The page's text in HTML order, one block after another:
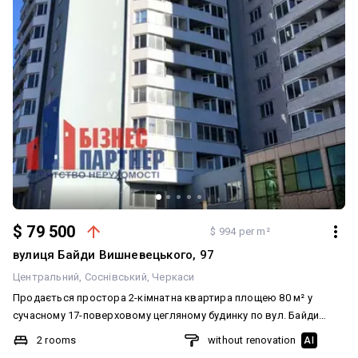
програмах за 82 500$ Ця квартира є чудовою можливістю для
тих, хто бажає створити свій ідеальний простір у центрі Черкас з
усіма перевагами розвиненої інфраструктури.
$ 79 500 $ 994 per m²
вулиця Байди Вишневецького, 97
Центральний Соснівський Черкаси
Продається простора 2-кімнатна квартира площею 80 м² у
сучасному 17-поверховому цегляному будинку по вул. Байди
Вишневецького, 97. Основні характеристики: • Загальна площа –
80 м². • Велика кухня-студія + окрема спальня. • Стан – після
2 rooms
without renovation AI